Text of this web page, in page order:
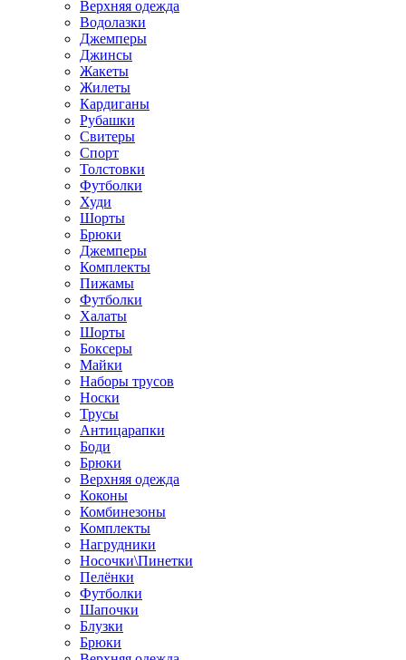
Верхняя одежда
Водолазки
Джемперы
Джинсы
Жакеты
Жилеты
Кардиганы
Рубашки
Свитеры
Спорт
Толстовки
Футболки
Худи
Шорты
Брюки
Джемперы
Комплекты
Пижамы
Футболки
Халаты
Шорты
Боксеры
Майки
Наборы трусов
Носки
Трусы
Антицарапки
Боди
Брюки
Верхняя одежда
Коконы
Комбинезоны
Комплекты
Нагрудники
Носочки\Пинетки
Пелёнки
Футболки
Шапочки
Блузки
Брюки